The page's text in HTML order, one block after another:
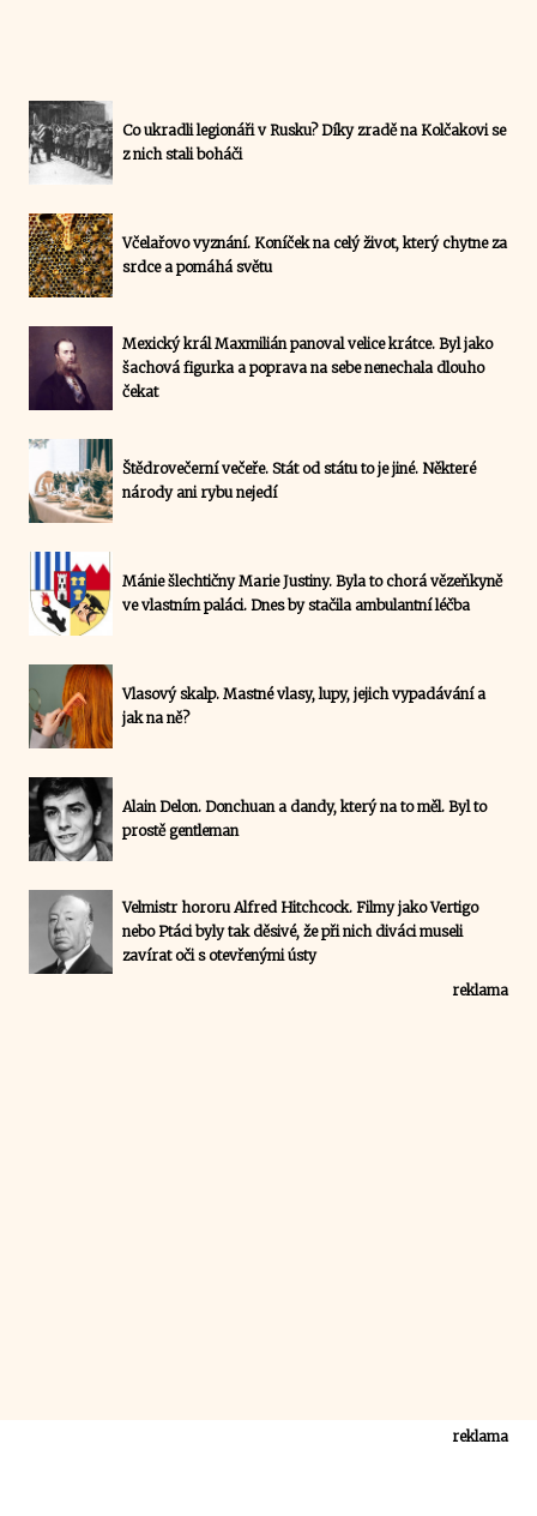
Co ukradli legionáři v Rusku? Díky zradě na Kolčakovi se
z nich stali boháči
Včelařovo vyznání. Koníček na celý život, který chytne za
srdce a pomáhá světu
Mexický král Maxmilián panoval velice krátce. Byl jako
šachová figurka a poprava na sebe nenechala dlouho
čekat
Štědrovečerní večeře. Stát od státu to je jiné. Některé
národy ani rybu nejedí
Mánie šlechtičny Marie Justiny. Byla to chorá vězeňkyně
ve vlastním paláci. Dnes by stačila ambulantní léčba
Vlasový skalp. Mastné vlasy, lupy, jejich vypadávání a
jak na ně?
Alain Delon. Donchuan a dandy, který na to měl. Byl to
prostě gentleman
Velmistr hororu Alfred Hitchcock. Filmy jako Vertigo
nebo Ptáci byly tak děsivé, že při nich diváci museli
zavírat oči s otevřenými ústy
reklama
reklama